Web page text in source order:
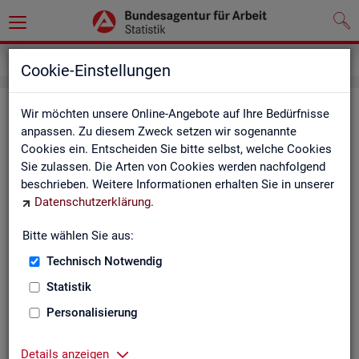
Cookie-Einstellungen
Wir möchten unsere Online-Angebote auf Ihre Bedürfnisse
anpassen. Zu diesem Zweck setzen wir sogenannte
Cookies ein. Entscheiden Sie bitte selbst, welche Cookies
Sie zulassen. Die Arten von Cookies werden nachfolgend
beschrieben. Weitere Informationen erhalten Sie in unserer
Datenschutzerklärung.
Bitte wählen Sie aus:
Technisch Notwendig
Statistik
Personalisierung
Details anzeigen
Im­pres­sum der Sta­tis­tik der Bun­
des­agen­tur für Ar­beit (BA)
In­for­ma­tio­nen über den Her­aus­ge­ber
Im­pres­sum der Bun­des­agen­tur für Ar­beit
Nut­zungs- und Be­zugs­be­din­gun­gen
Co­py­right und Mar­ken­schutz
Die In­hal­te des In­ter­net­auf­tritts der BA sowie die Pro­duk­te
der Sta­tis­tik der BA ste­hen im geis­ti­gen Ei­gen­tum der BA und